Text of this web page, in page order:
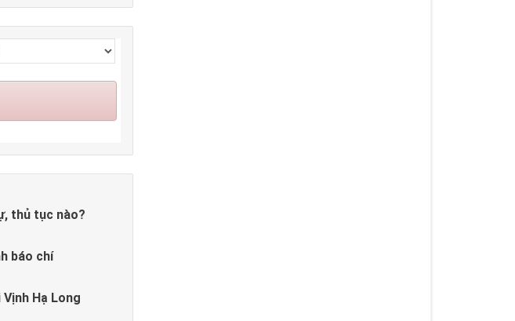
thủ tục nào?
báo chí
Hạ Long